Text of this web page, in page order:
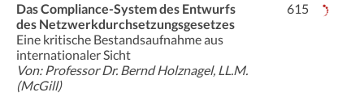
Das Compliance-System des Entwurfs
des Netzwerkdurchsetzungsgesetzes
Eine kritische Bestandsaufnahme aus
internationaler Sicht
Von: Professor Dr. Bernd Holznagel, LL.M.
(McGill)
615